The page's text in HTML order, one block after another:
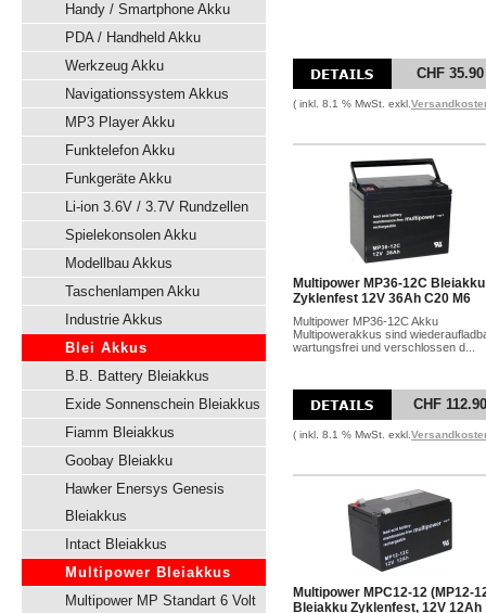
Handy / Smartphone Akku
PDA / Handheld Akku
Werkzeug Akku
Navigationssystem Akkus
MP3 Player Akku
Funktelefon Akku
Funkgeräte Akku
Li-ion 3.6V / 3.7V Rundzellen
Spielekonsolen Akku
Modellbau Akkus
Taschenlampen Akku
Industrie Akkus
Blei Akkus
B.B. Battery Bleiakkus
Exide Sonnenschein Bleiakkus
Fiamm Bleiakkus
Goobay Bleiakku
Hawker Enersys Genesis
Bleiakkus
Intact Bleiakkus
Multipower Bleiakkus
Multipower MP Standart 6 Volt
CHF 35.90
( inkl. 8.1 % MwSt. exkl.
Multipower MP36-12C Bleiakku
Zyklenfest 12V 36Ah C20 M6
Multipower MP36-12C Akku
Multipowerakkus sind
wartungsfrei und verschlossen d...
CHF 112.90
( inkl. 8.1 % MwSt. exkl.
Multipower MPC12-12 (MP12-
Bleiakku Zyklenfest, 12V 12Ah